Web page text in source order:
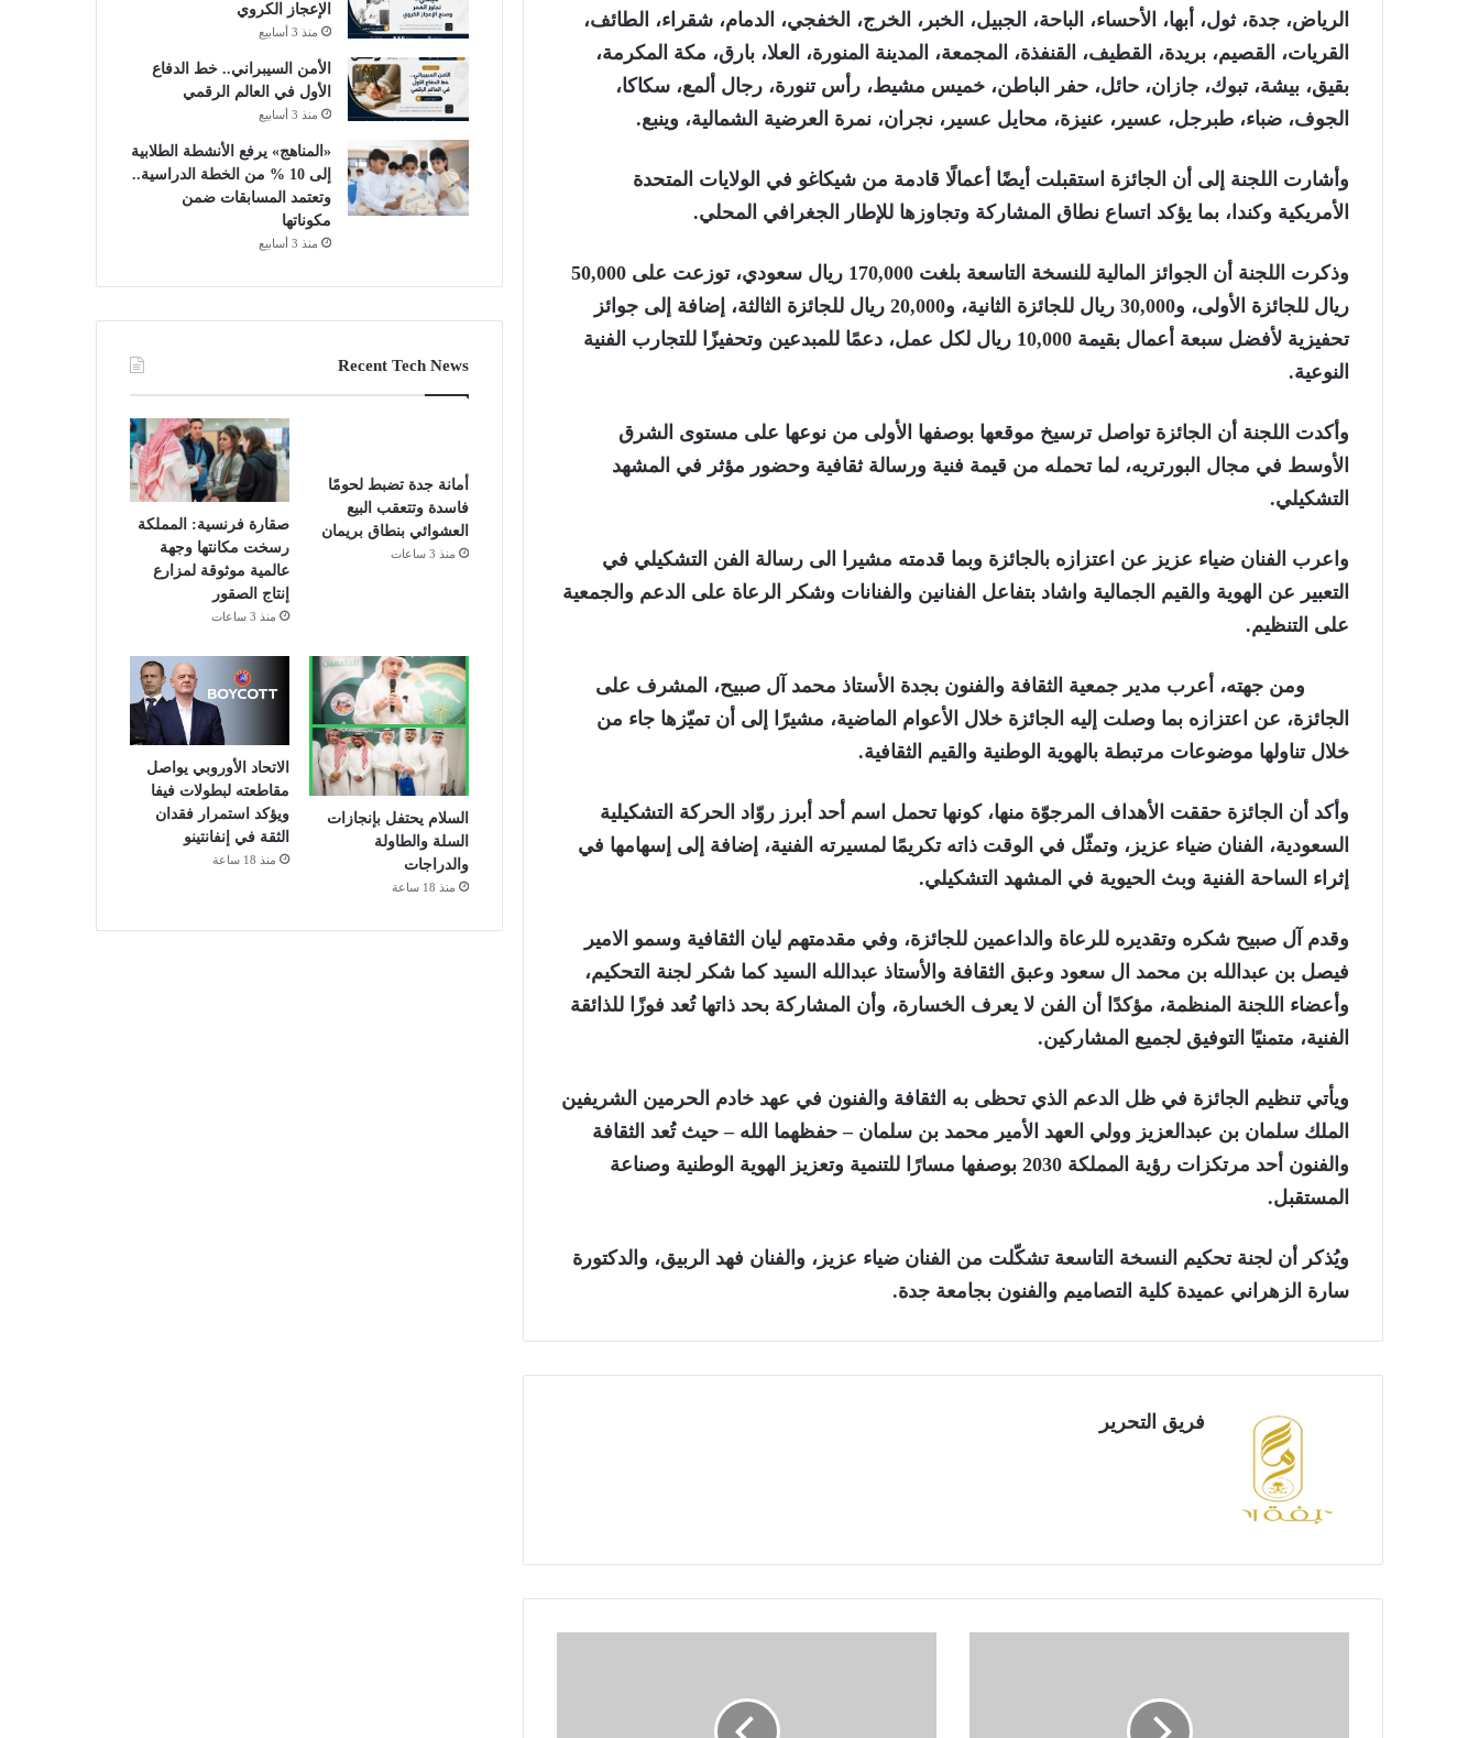
الرياض، جدة، ثول، أبها، الأحساء، الباحة، الجبيل، الخبر، الخرج، الخفجي، الدمام، شقراء، الطائف،
القريات، القصيم، بريدة، القطيف، القنفذة، المجمعة، المدينة المنورة، العلا، بارق، مكة المكرمة،
بقيق، بيشة، تبوك، جازان، حائل، حفر الباطن، خميس مشيط، رأس تنورة، رجال ألمع، سكاكا،
الجوف، ضباء، طبرجل، عسير، عنيزة، محايل عسير، نجران، نمرة العرضية الشمالية، وينبع.
وأشارت اللجنة إلى أن الجائزة استقبلت أيضًا أعمالًا قادمة من شيكاغو في الولايات المتحدة
الأمريكية وكندا، بما يؤكد اتساع نطاق المشاركة وتجاوزها للإطار الجغرافي المحلي.
وذكرت اللجنة أن الجوائز المالية للنسخة التاسعة بلغت 170,000 ريال سعودي، توزعت على 50,000
ريال للجائزة الأولى، و30,000 ريال للجائزة الثانية، و20,000 ريال للجائزة الثالثة، إضافة إلى جوائز
تحفيزية لأفضل سبعة أعمال بقيمة 10,000 ريال لكل عمل، دعمًا للمبدعين وتحفيزًا للتجارب الفنية
النوعية.
وأكدت اللجنة أن الجائزة تواصل ترسيخ موقعها بوصفها الأولى من نوعها على مستوى الشرق
الأوسط في مجال البورتريه، لما تحمله من قيمة فنية ورسالة ثقافية وحضور مؤثر في المشهد
التشكيلي.
واعرب الفنان ضياء عزيز عن اعتزازه بالجائزة وبما قدمته مشيرا الى رسالة الفن التشكيلي في
التعبير عن الهوية والقيم الجمالية واشاد بتفاعل الفنانين والفنانات وشكر الرعاة على الدعم والجمعية
على التنظيم.
ومن جهته، أعرب مدير جمعية الثقافة والفنون بجدة الأستاذ محمد آل صبيح، المشرف على
الجائزة، عن اعتزازه بما وصلت إليه الجائزة خلال الأعوام الماضية، مشيرًا إلى أن تميّزها جاء من
خلال تناولها موضوعات مرتبطة بالهوية الوطنية والقيم الثقافية.
وأكد أن الجائزة حققت الأهداف المرجوّة منها، كونها تحمل اسم أحد أبرز روّاد الحركة التشكيلية
السعودية، الفنان ضياء عزيز، وتمثّل في الوقت ذاته تكريمًا لمسيرته الفنية، إضافة إلى إسهامها في
إثراء الساحة الفنية وبث الحيوية في المشهد التشكيلي.
وقدم آل صبيح شكره وتقديره للرعاة والداعمين للجائزة، وفي مقدمتهم ليان الثقافية وسمو الامير
فيصل بن عبدالله بن محمد ال سعود وعبق الثقافة والأستاذ عبدالله السيد كما شكر لجنة التحكيم،
وأعضاء اللجنة المنظمة، مؤكدًا أن الفن لا يعرف الخسارة، وأن المشاركة بحد ذاتها تُعد فوزًا للذائقة
الفنية، متمنيًا التوفيق لجميع المشاركين.
ويأتي تنظيم الجائزة في ظل الدعم الذي تحظى به الثقافة والفنون في عهد خادم الحرمين الشريفين
الملك سلمان بن عبدالعزيز وولي العهد الأمير محمد بن سلمان – حفظهما الله – حيث تُعد الثقافة
والفنون أحد مرتكزات رؤية المملكة 2030 بوصفها مسارًا للتنمية وتعزيز الهوية الوطنية وصناعة
المستقبل.
ويُذكر أن لجنة تحكيم النسخة التاسعة تشكّلت من الفنان ضياء عزيز، والفنان فهد الربيق، والدكتورة
سارة الزهراني عميدة كلية التصاميم والفنون بجامعة جدة.
فريق التحرير
الإعجاز الكروي
منذ 3 أسابيع
الأمن السيبراني.. خط الدفاع
الأول في العالم الرقمي
منذ 3 أسابيع
«المناهج» يرفع الأنشطة الطلابية
إلى 10 % من الخطة الدراسية..
وتعتمد المسابقات ضمن
مكوناتها
منذ 3 أسابيع
Recent Tech News
أمانة جدة تضبط لحومًا
فاسدة وتتعقب البيع
العشوائي بنطاق بريمان
منذ 3 ساعات
صقارة فرنسية: المملكة
رسخت مكانتها وجهة
عالمية موثوقة لمزارع
إنتاج الصقور
منذ 3 ساعات
السلام يحتفل بإنجازات
السلة والطاولة
والدراجات
منذ 18 ساعة
الاتحاد الأوروبي يواصل
مقاطعته لبطولات فيفا
ويؤكد استمرار فقدان
الثقة في إنفانتينو
منذ 18 ساعة